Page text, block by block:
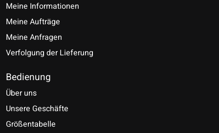
Meine Informationen
Meine Aufträge
Meine Anfragen
Verfolgung der Lieferung
Bedienung
Über uns
Unsere Geschäfte
Größentabelle